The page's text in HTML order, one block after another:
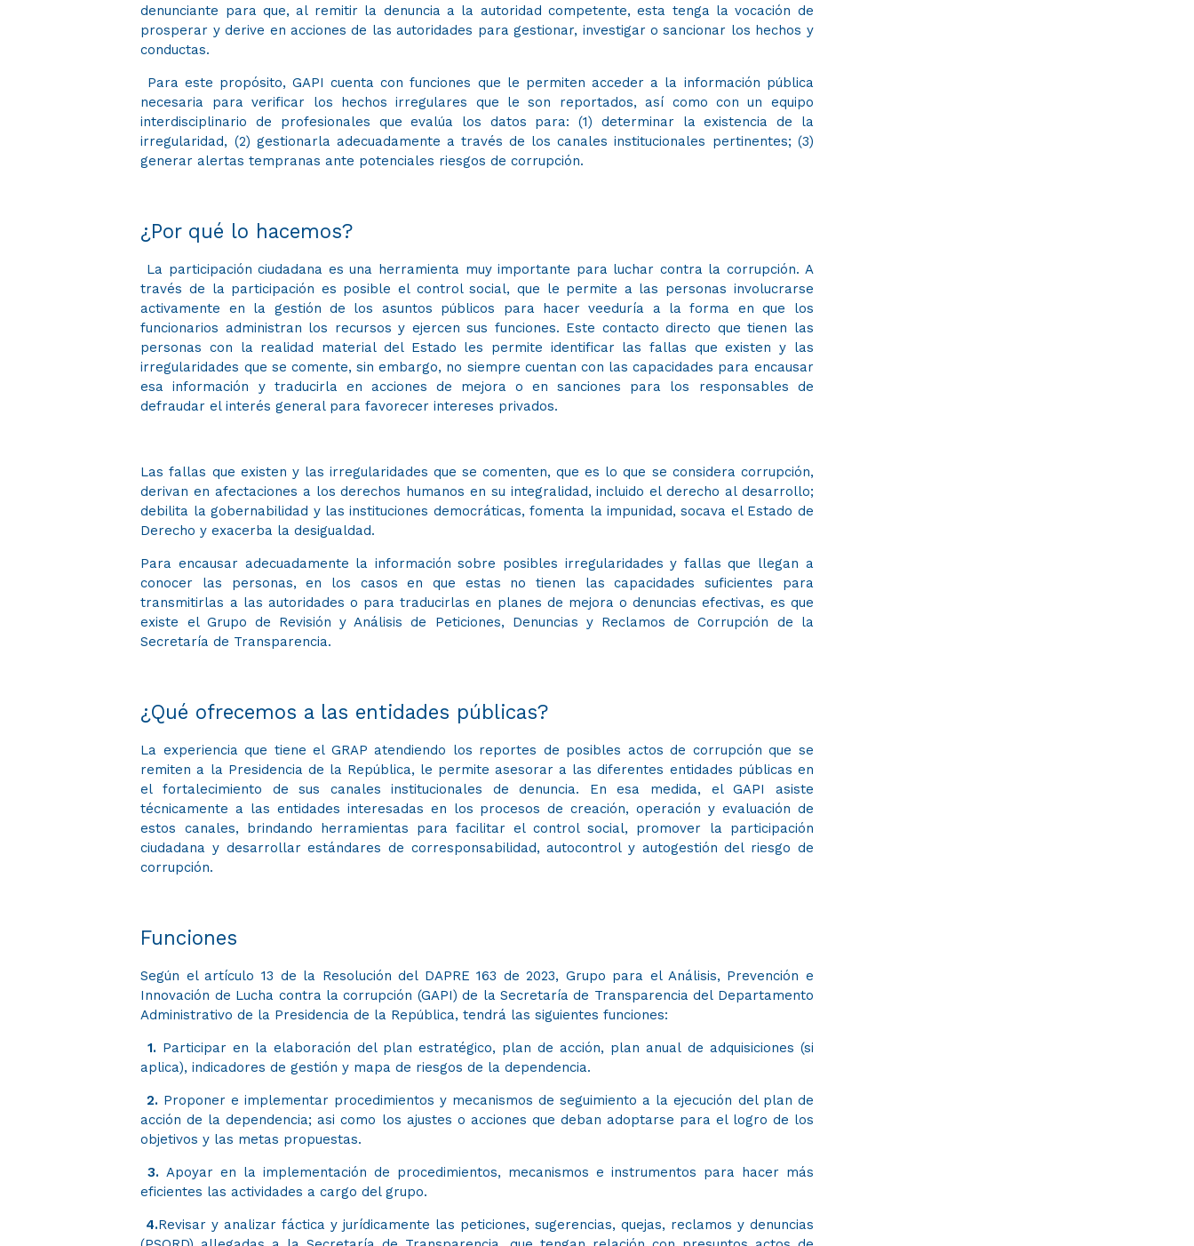
denunciante para que, al remitir la denuncia a la autoridad competente, esta tenga la vocación de
prosperar y derive en acciones de las autoridades para gestionar, investigar o sancionar los hechos y
conductas.
Para este propósito, GAPI cuenta con funciones que le permiten acceder a la información pública
necesaria para verificar los hechos irregulares que le son reportados, así como con un equipo
interdisciplinario de profesionales que evalúa los datos para: (1) determinar la existencia de la
irregularidad, (2) gestionarla adecuadamente a través de los canales institucionales pertinentes; (3)
generar alertas tempranas ante potenciales riesgos de corrupción.
¿Por qué lo hacemos?
La participación ciudadana es una herramienta muy importante para luchar contra la corrupción. A
través de la participación es posible el control social, que le permite a las personas involucrarse
activamente en la gestión de los asuntos públicos para hacer veeduría a la forma en que los
funcionarios administran los recursos y ejercen sus funciones. Este contacto directo que tienen las
personas con la realidad material del Estado les permite identificar las fallas que existen y las
irregularidades que se comente, sin embargo, no siempre cuentan con las capacidades para encausar
esa información y traducirla en acciones de mejora o en sanciones para los responsables de
defraudar el interés general para favorecer intereses privados.
Las fallas que existen y las irregularidades que se comenten, que es lo que se considera corrupción,
derivan en afectaciones a los derechos humanos en su integralidad, incluido el derecho al desarrollo;
debilita la gobernabilidad y las instituciones democráticas, fomenta la impunidad, socava el Estado de
Derecho y exacerba la desigualdad.
Para encausar adecuadamente la información sobre posibles irregularidades y fallas que llegan a
conocer las personas, en los casos en que estas no tienen las capacidades suficientes para
transmitirlas a las autoridades o para traducirlas en planes de mejora o denuncias efectivas, es que
existe el Grupo de Revisión y Análisis de Peticiones, Denuncias y Reclamos de Corrupción de la
Secretaría de Transparencia.
¿Qué ofrecemos a las entidades públicas?​
La experiencia que tiene el GRAP atendiendo los reportes de posibles actos de corrupción que se
remiten a la Presidencia de la República, le permite asesorar a las diferentes entidades públicas en
el fortalecimiento de sus canales institucionales de denuncia. En esa medida, el GAPI asiste
técnicamente a las entidades interesadas en los procesos de creación, operación y evaluación de
estos canales, brindando herramientas para facilitar el control social, promover la participación
ciudadana y desarrollar estándares de corresponsabilidad, autocontrol y autogestión del riesgo de
corrupción.
Funciones
Según el artículo 13 de la Resolución del DAPRE 163 de 2023, Grupo para el Análisis, Prevención e
Innovación de Lucha contra la corrupción (GAPI)​ de la Secretaría de Transparencia del Departamento
Administrativo de la Presidencia de la República, tendrá las siguientes funciones:
1. Participar en la elaboración del plan estratégico, plan de acción, plan anual de adquisiciones (si
aplica), indicadores de gestión y mapa de riesgos de la dependencia.
2. Proponer e implementar procedimientos y mecanismos de seguimiento a la ejecución del plan de
acción de la dependencia; asi como los ajustes o acciones que deban adoptarse para el logro de los
objetivos y las metas propuestas.
3. Apoyar en la implementación de procedimientos, mecanismos e instrumentos para hacer más
eficientes las actividades a cargo del grupo.
4.Revisar y analizar fáctica y jurídicamente las peticiones, sugerencias, quejas, reclamos y denuncias